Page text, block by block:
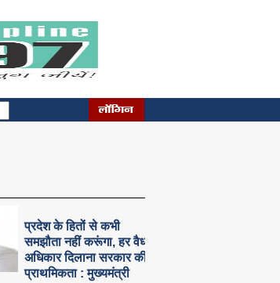
प्रदेश के हितों से कभी
समझौता नहीं करूंगा, हर वैध
अधिकार दिलाना सरकार की
प्राथमिकता : मुख्यमंत्री